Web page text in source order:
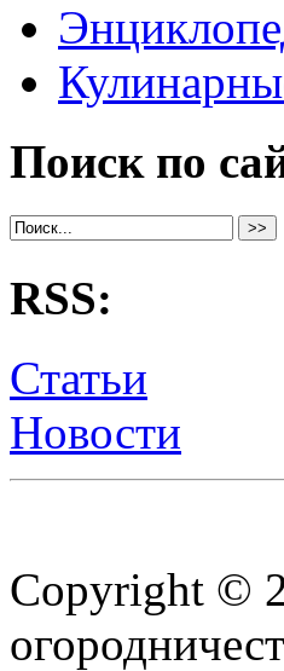
Поиск по
RSS:
Статьи
Новости
Copyright ©